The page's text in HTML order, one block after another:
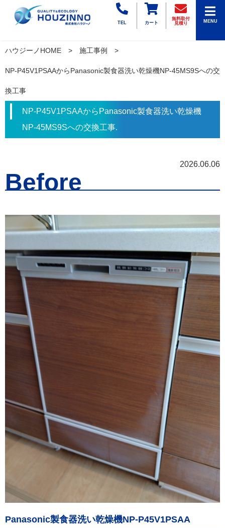
TEL カート
無料取付
見積り
MENU
ハウジーノHOME 施工事例
NP-P45V1PSAAからPanasonic製食器洗い乾燥機NP-45MS9Sへの交
換工事
NP-P45V1PSAAからPanasonic製食器洗い乾燥機
NP-45MS9Sへの交換工事.
2026.06.06
Before
Panasonic製食器洗い乾燥機NP-P45V1PSAA